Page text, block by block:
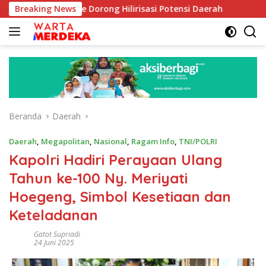
Langsung
ke
konten
Breaking News
Aboe Dorong Hilirisasi Potensi Daerah DPR Dorong
Beranda Daerah
Daerah, Megapolitan, Nasional, Ragam Info, TNI/POLRI
Kapolri Hadiri Perayaan Ulang
Tahun ke-100 Ny. Meriyati
Hoegeng, Simbol Kesetiaan dan
Keteladanan
Gatot Supriadi
24 Juni 2025